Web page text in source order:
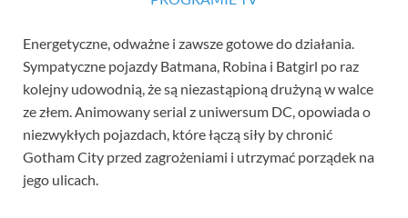
Energetyczne, odważne i zawsze gotowe do działania.
Sympatyczne pojazdy Batmana, Robina i Batgirl po raz
kolejny udowodnią, że są niezastąpioną drużyną w walce
ze złem. Animowany serial z uniwersum DC, opowiada o
niezwykłych pojazdach, które łączą siły by chronić
Gotham City przed zagrożeniami i utrzymać porządek na
jego ulicach.